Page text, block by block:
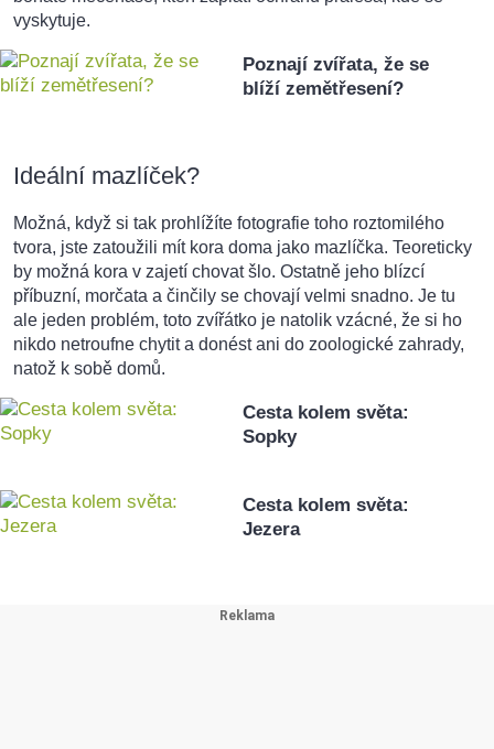
vyskytuje.
Poznají zvířata, že se
blíží zemětřesení?
Ideální mazlíček?
Možná, když si tak prohlížíte fotografie toho roztomilého
tvora, jste zatoužili mít kora doma jako mazlíčka. Teoreticky
by možná kora v zajetí chovat šlo. Ostatně jeho blízcí
příbuzní, morčata a činčily se chovají velmi snadno. Je tu
ale jeden problém, toto zvířátko je natolik vzácné, že si ho
nikdo netroufne chytit a donést ani do zoologické zahrady,
natož k sobě domů.
Cesta kolem světa:
Sopky
Cesta kolem světa:
Jezera